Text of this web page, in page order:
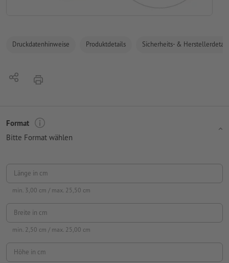
Druckdatenhinweise Produktdetails Sicherheits- &
Teilen Drucken
Format
Bitte Format wählen
Länge in cm
min. 3,00 cm / max. 25,50 cm
Breite in cm
min. 2,50 cm / max. 25,00 cm
Höhe in cm